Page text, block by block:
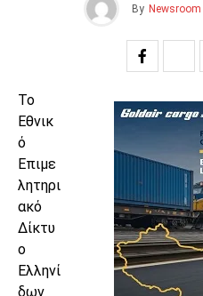
By Newsroom
Το
Εθνικ
ό
Επιμε
λητηρι
ακό
Δίκτυ
ο
Ελληνί
δων